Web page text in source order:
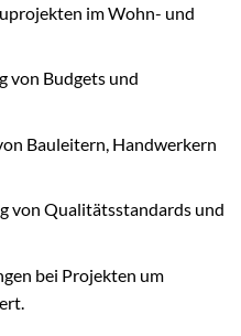
im Wohn- und
von Budgets und
Bauleitern, Handwerkern
von Qualitätsstandards und
bei Projekten um